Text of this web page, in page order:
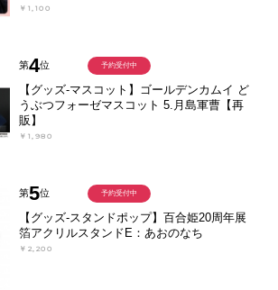
￥1,100
第4位
【グッズ-マスコット】ゴールデンカムイ ど
うぶつフォーゼマスコット 5.月島軍曹【再
販】
￥1,980
予約受付中
第5位
【グッズ-スタンドポップ】百合姫20周年展
箔アクリルスタンドE：あおのなち
￥2,200
予約受付中